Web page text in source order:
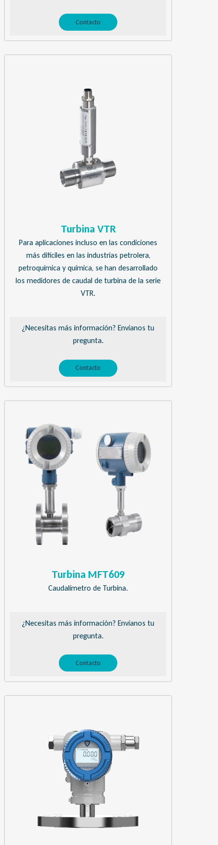
Contacto
Turbina VTR
Para aplicaciones incluso en las condiciones
más difíciles en las industrias petrolera,
petroquímica y química, se han desarrollado
los medidores de caudal de turbina de la serie
VTR.
¿Necesitas más información? Envíanos tu
pregunta.
Contacto
Turbina MFT609
Caudalímetro de Turbina.
¿Necesitas más información? Envíanos tu
pregunta.
Contacto